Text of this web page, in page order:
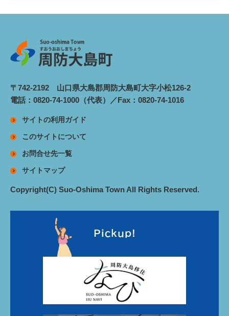
〒742-2192 山口県大島郡周防大島町大字小松126-2
電話：0820-74-1000（代表）／Fax：0820-74-1016
サイトの利用ガイド
このサイトについて
お問合せ先一覧
サイトマップ
Copyright(C) Suo-Oshima Town All Rights Reserved.